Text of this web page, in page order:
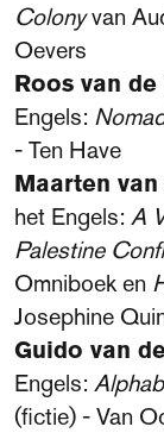
Colonyvan
Oevers
Roos van
Engels:
- Ten Have
Maarten
het Engels: A
Palestine
Omniboek en
Josephine
Guido van
Engels:
(fictie) - Van